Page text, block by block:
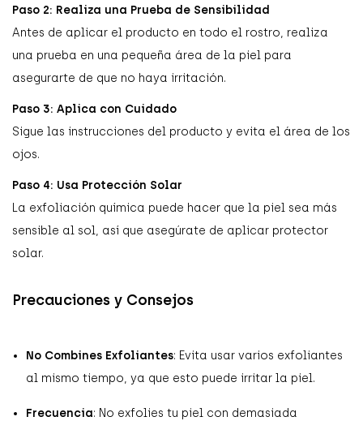
Paso 2: Realiza una Prueba de Sensibilidad
Antes de aplicar el producto en todo el rostro, realiza
una prueba en una pequeña área de la piel para
asegurarte de que no haya irritación.
Paso 3: Aplica con Cuidado
Sigue las instrucciones del producto y evita el área de los
ojos.
Paso 4: Usa Protección Solar
La exfoliación química puede hacer que la piel sea más
sensible al sol, así que asegúrate de aplicar protector
solar.
Precauciones y Consejos
No Combines Exfoliantes: Evita usar varios exfoliantes
al mismo tiempo, ya que esto puede irritar la piel.
Frecuencia: No exfolies tu piel con demasiada